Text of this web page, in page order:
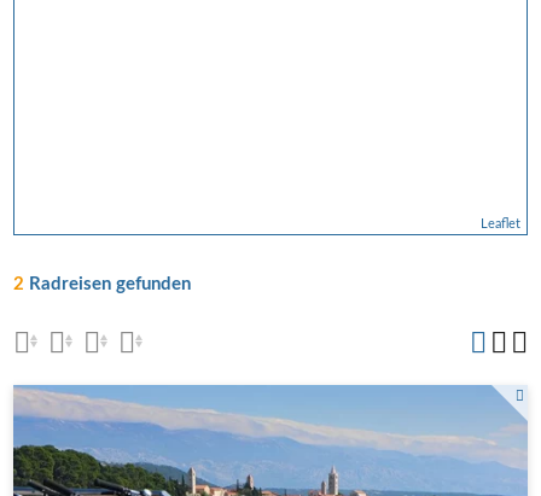
Leaflet
2 Radreisen gefunden
Fahrräder auf der Insel Rab